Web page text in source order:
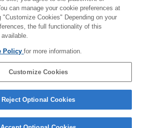
ognis.(film)
zarysu
/ trybów pomiaru
w trybach pracy (zdjęcia seryjne /
z dużą rozdzielczością
Czułość śledz.
TP1001335564
wersji oprogramowania systemowego
sięgnąć do Przewodnika pomocniczego
ilc/2040/v1/pl/index.html
can manage your cookie preferences at
Cookies" Depending on your
the full functionality of this
Policyfor more information.
Customize Cookies
Reject Optional Cookies